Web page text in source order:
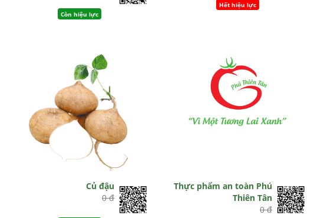
Còn hiệu lực
Hết hiệu lực
Củ đậu
0 đ
Thực phẩm an toàn Phú
Thiên Tân
0 đ